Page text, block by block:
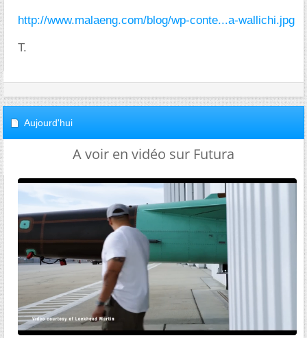
http://www.malaeng.com/blog/wp-conte...a-wallichi.jpg
T.
Aujourd'hui
A voir en vidéo sur Futura